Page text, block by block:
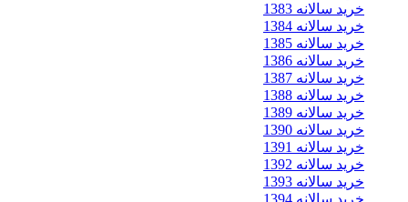
خرید سالانه 1383
خرید سالانه 1384
خرید سالانه 1385
خرید سالانه 1386
خرید سالانه 1387
خرید سالانه 1388
خرید سالانه 1389
خرید سالانه 1390
خرید سالانه 1391
خرید سالانه 1392
خرید سالانه 1393
خرید سالانه 1394